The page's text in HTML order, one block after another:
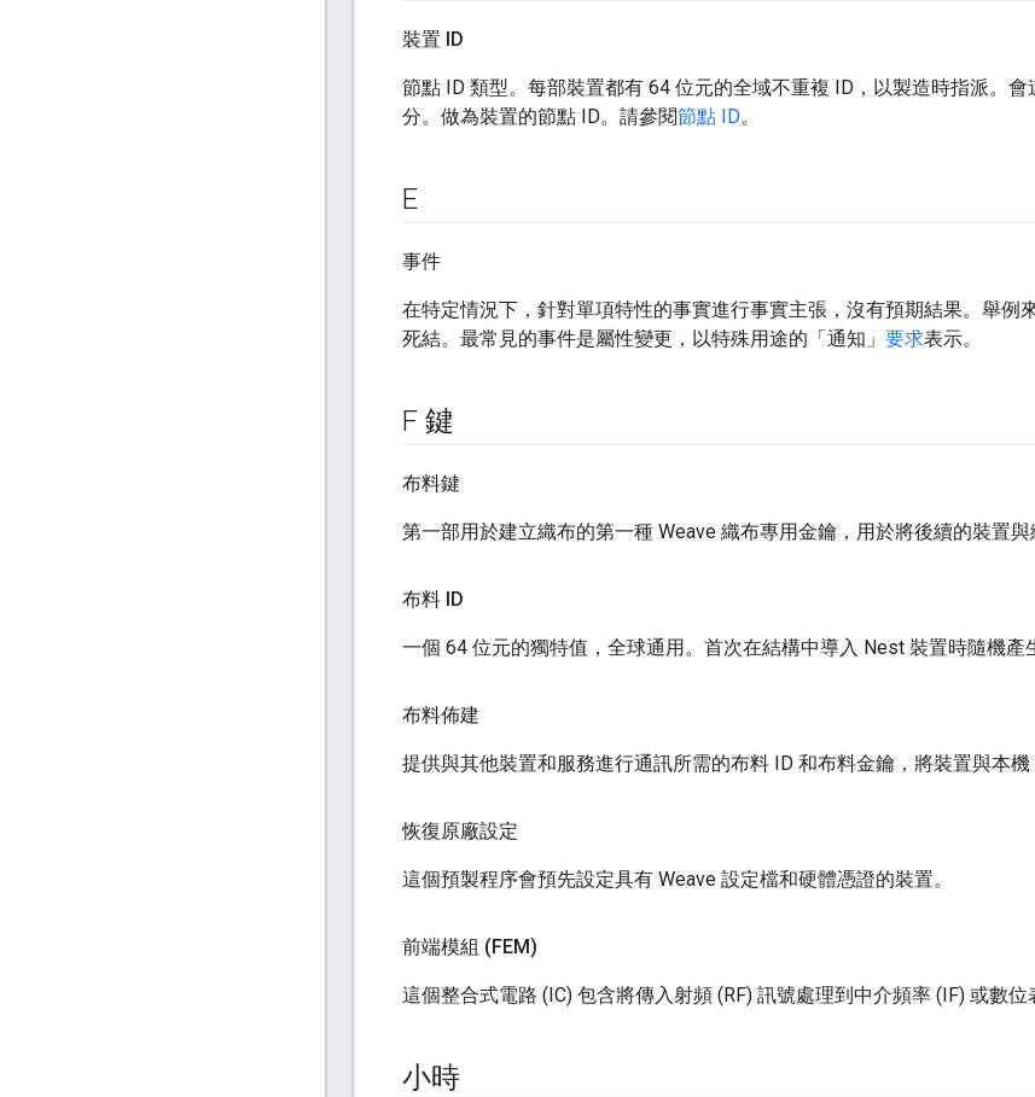
裝置 ID
節點 ID 類型。每部裝置都有 64 位元的全域不重複 ID，以製造時指派。
分。做為裝置的節點 ID。請參閱節點 ID。
E
事件
在特定情況下，針對單項特性的事實進行事實主張，沒有預期結果。舉例
死結。最常見的事件是屬性變更，以特殊用途的「通知」 要求表示。
F 鍵
布料鍵
第一部用於建立織布的第一種 Weave 織布專用金鑰，用於將後續的裝置與
布料 ID
一個 64 位元的獨特值，全球通用。首次在結構中導入 Nest 裝置時隨機產
布料佈建
提供與其他裝置和服務進行通訊所需的布料 ID 和布料金鑰，將裝置與本機
恢復原廠設定
這個預製程序會預先設定具有 Weave 設定檔和硬體憑證的裝置。
前端模組 (FEM)
這個整合式電路 (IC) 包含將傳入射頻 (RF) 訊號處理到中介頻率 (IF) 或數位
小時